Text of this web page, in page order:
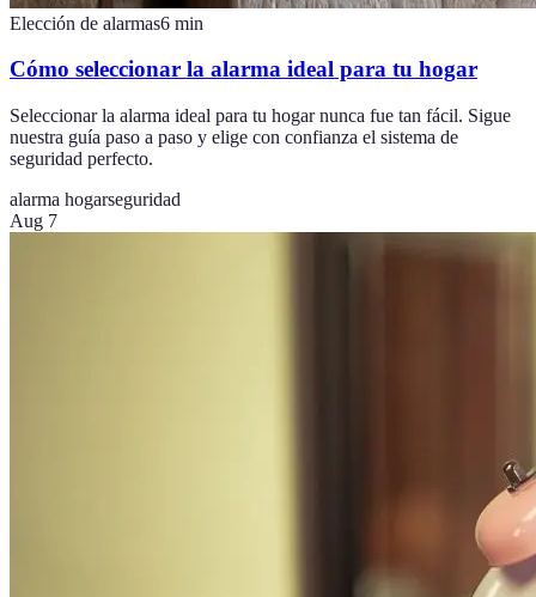
Elección de alarmas6 min
Cómo seleccionar la alarma ideal para tu hogar
Seleccionar la alarma ideal para tu hogar nunca fue tan fácil. Sigue
nuestra guía paso a paso y elige con confianza el sistema de
seguridad perfecto.
alarma hogarseguridad
Aug 7